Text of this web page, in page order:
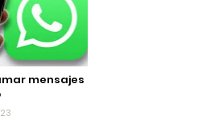
mensajes